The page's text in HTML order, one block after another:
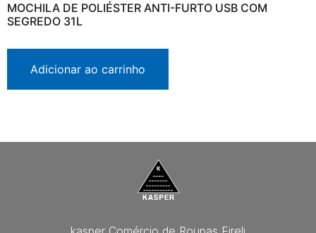
MOCHILA DE POLIÉSTER ANTI-FURTO USB COM
SEGREDO 31L
Adicionar ao carrinho